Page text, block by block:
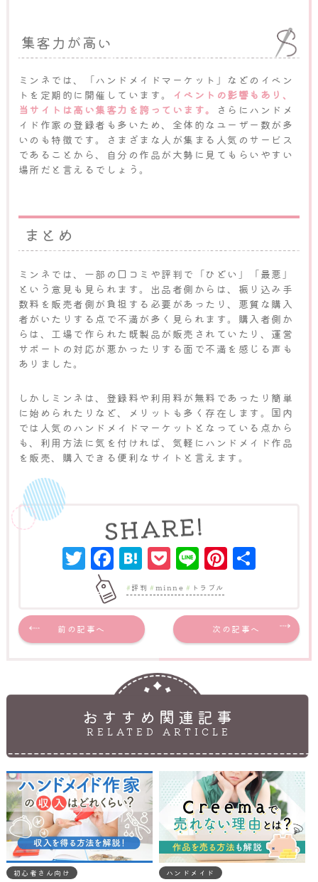
集客力が高い
ミンネでは、「ハンドメイドマーケット」などのイベン
トを定期的に開催しています。
イベントの影響もあり、
当サイトは高い集客力を誇っています。
さらにハンドメ
イド作家の登録者も多いため、全体的なユーザー数が多
いのも特徴です。さまざまな人が集まる人気のサービス
であることから、自分の作品が大勢に見てもらいやすい
場所だと言えるでしょう。
まとめ
ミンネでは、一部の口コミや評判で「ひどい」「最悪」
という意見も見られます。出品者側からは、振り込み手
数料を販売者側が負担する必要があったり、悪質な購入
者がいたりする点で不満が多く見られます。購入者側か
らは、工場で作られた既製品が販売されていたり、運営
サポートの対応が悪かったりする面で不満を感じる声も
ありました。
しかしミンネは、登録料や利用料が無料であったり簡単
に始められたりなど、メリットも多く存在します。国内
では人気のハンドメイドマーケットとなっている点から
も、利用方法に気を付ければ、気軽にハンドメイド作品
を販売、購入できる便利なサイトと言えます。
Twitter
Facebook
Hatena
Pocket
Line
評判 minne トラブル
前の記事へ 次の記事へ
おすすめ関連記事
RELATED ARTICLE
初心者さん向け ハンドメイド